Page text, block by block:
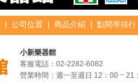
公司位置 商品介紹 點閱率排行
小新樂器館
客服電話： 02-2282-6082
營業時間：週一至週日 12：00 ~ 21